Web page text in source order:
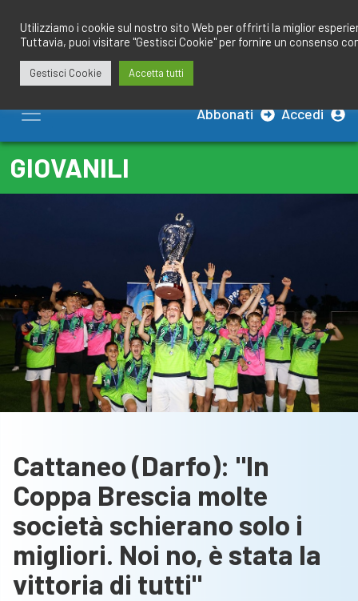
contenuto
Abbonati Accedi
GIOVANILI
Cattaneo (Darfo): "In
Coppa Brescia molte
società schierano solo i
migliori. Noi no, è stata la
vittoria di tutti"
Utilizziamo i cookie sul nostro sito Web per offrirti la miglior
Tuttavia, puoi visitare "Gestisci Cookie" per fornire un consenso
Gestisci Cookie Accetta tutti